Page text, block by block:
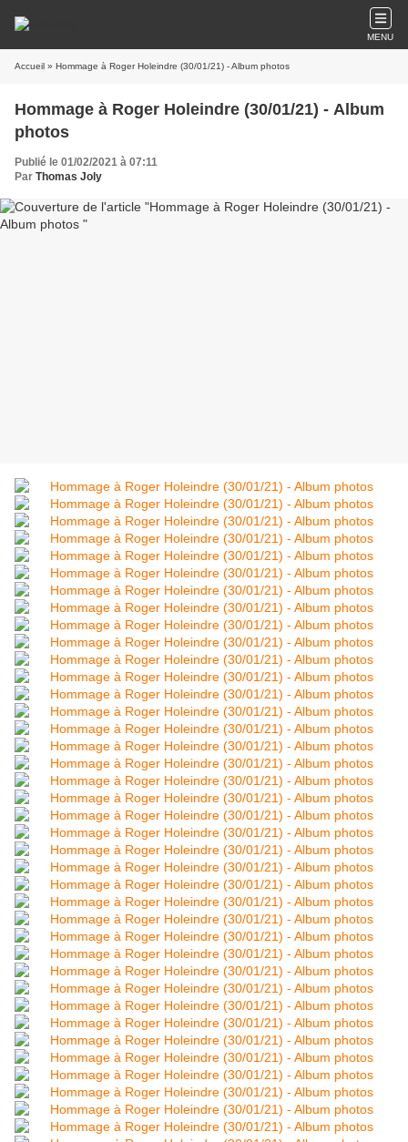
MENU
Accueil » Hommage à Roger Holeindre (30/01/21) - Album photos
Hommage à Roger Holeindre (30/01/21) - Album
photos
Publié le 01/02/2021 à 07:11
Par Thomas Joly